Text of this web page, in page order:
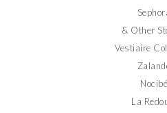
& Other
Vestiaire
Nocibé
La